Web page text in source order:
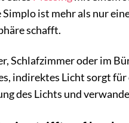
ist mehr als nur
schafft.
Schlafzimmer oder im
indirektes Licht sorgt
des Lichts und